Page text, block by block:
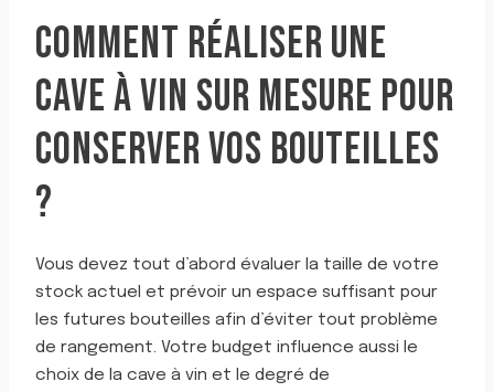
COMMENT RÉALISER UNE
CAVE À VIN SUR MESURE POUR
CONSERVER VOS BOUTEILLES
?
Vous devez tout d’abord évaluer la taille de votre
stock actuel et prévoir un espace suffisant pour
les futures bouteilles afin d’éviter tout problème
de rangement. Votre budget influence aussi le
choix de la cave à vin et le degré de